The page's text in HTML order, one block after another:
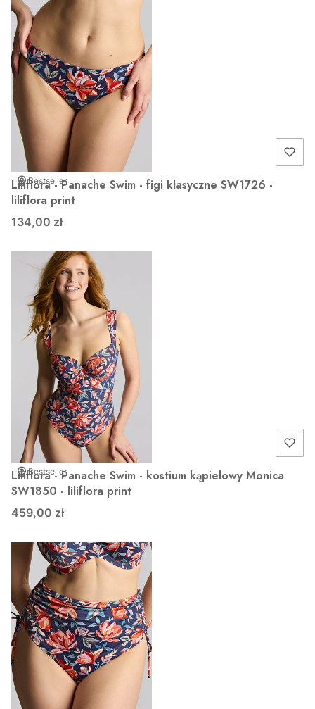
Bestseller
Liliflora - Panache Swim - figi klasyczne SW1726 -
liliflora print
134,00 zł
Bestseller
Liliflora - Panache Swim - kostium kąpielowy Monica
SW1850 - liliflora print
459,00 zł